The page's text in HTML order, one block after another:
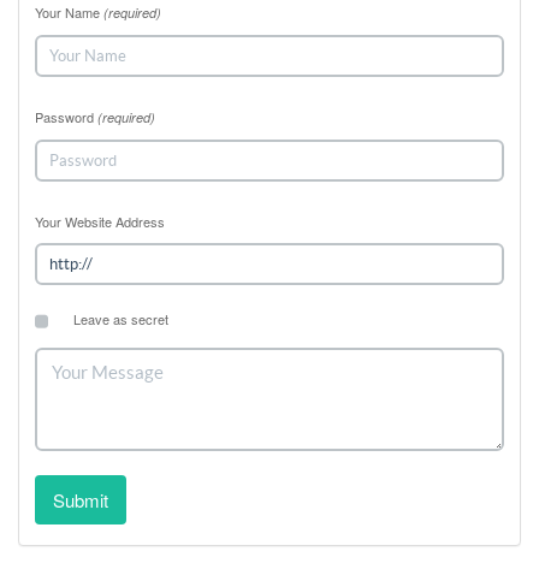
Your Name (required)
Password (required)
Your Website Address
Leave as secret
Submit